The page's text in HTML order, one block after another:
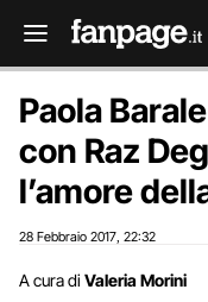
Paola
con Raz
l’amore
28 Febbraio 2017 22:32
A cura di Valeria Morini